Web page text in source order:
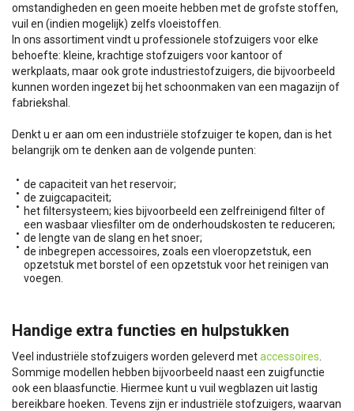
omstandigheden en geen moeite hebben met de grofste stoffen,
vuil en (indien mogelijk) zelfs vloeistoffen.
In ons assortiment vindt u professionele stofzuigers voor elke
behoefte: kleine, krachtige stofzuigers voor kantoor of
werkplaats, maar ook grote industriestofzuigers, die bijvoorbeeld
kunnen worden ingezet bij het schoonmaken van een magazijn of
fabriekshal.
Denkt u er aan om een industriële stofzuiger te kopen, dan is het
belangrijk om te denken aan de volgende punten:
de capaciteit van het reservoir;
de zuigcapaciteit;
het filtersysteem; kies bijvoorbeeld een zelfreinigend filter of
een wasbaar vliesfilter om de onderhoudskosten te reduceren;
de lengte van de slang en het snoer;
de inbegrepen accessoires, zoals een vloeropzetstuk, een
opzetstuk met borstel of een opzetstuk voor het reinigen van
voegen.
Handige extra functies en hulpstukken
Veel industriële stofzuigers worden geleverd metaccessoires
Sommige modellen hebben bijvoorbeeld naast een zuigfunctie
ook een blaasfunctie. Hiermee kunt u vuil wegblazen uit lastig
bereikbare hoeken. Tevens zijn er industriële stofzuigers, waarvan